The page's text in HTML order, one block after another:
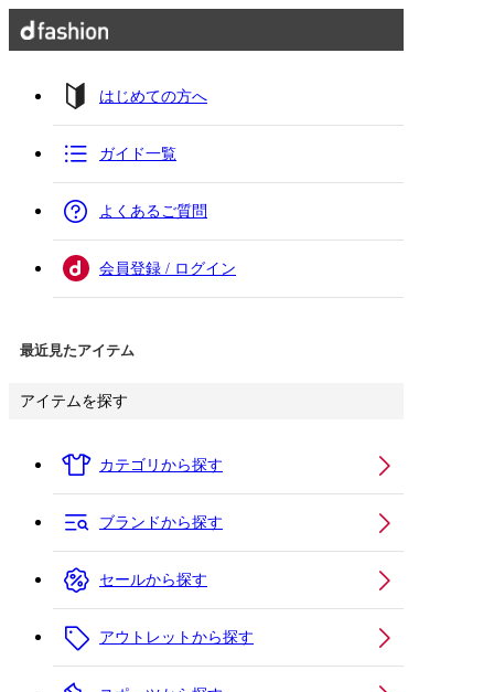
はじめての方へ
ガイド一覧
よくあるご質問
会員登録 / ログイン
最近見たアイテム
アイテムを探す
カテゴリから探す
ブランドから探す
セールから探す
アウトレットから探す